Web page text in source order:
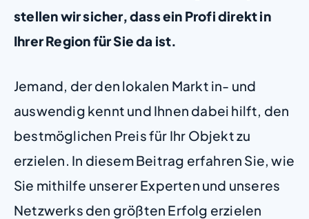
stellen wir sicher, dass ein Profi direkt in
Ihrer Region für Sie da ist.
Jemand, der den lokalen Markt in- und
auswendig kennt und Ihnen dabei hilft, den
bestmöglichen Preis für Ihr Objekt zu
erzielen. In diesem Beitrag erfahren Sie, wie
Sie mithilfe unserer Experten und unseres
Netzwerks den größten Erfolg erzielen